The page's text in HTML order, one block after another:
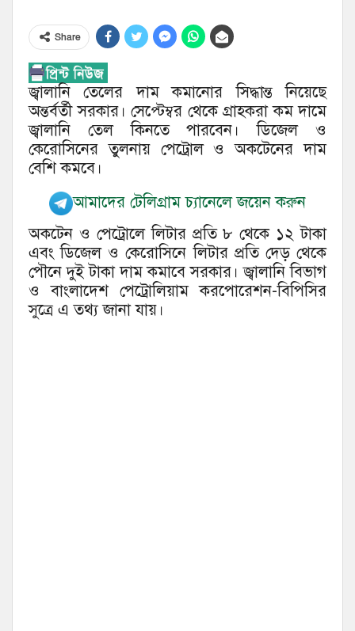
Share
জ্বালানি তেলের দাম কমানোর সিদ্ধান্ত নিয়েছে
অন্তর্বর্তী সরকার। সেপ্টেম্বর থেকে গ্রাহকরা কম দামে
জ্বালানি তেল কিনতে পারবেন। ডিজেল ও
কেরোসিনের তুলনায় পেট্রোল ও অকটেনের দাম
বেশি কমবে।
আমাদের টেলিগ্রাম চ্যানেলে জয়েন করুন
অকটেন ও পেট্রোলে লিটার প্রতি ৮ থেকে ১২ টাকা
এবং ডিজেল ও কেরোসিনে লিটার প্রতি দেড় থেকে
পৌনে দুই টাকা দাম কমাবে সরকার। জ্বালানি বিভাগ
ও বাংলাদেশ পেট্রোলিয়াম করপোরেশন-বিপিসির
সুত্রে এ তথ্য জানা যায়।